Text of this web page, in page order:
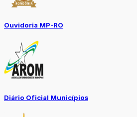
Ouvidoria MP-RO
Diário Oficial Municípios